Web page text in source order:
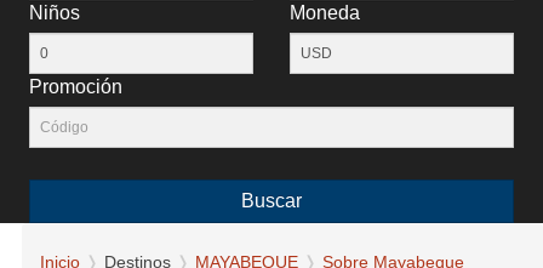
Niños Moneda
Promoción
Buscar
Inicio Destinos MAYABEQUE Sobre Mayabeque